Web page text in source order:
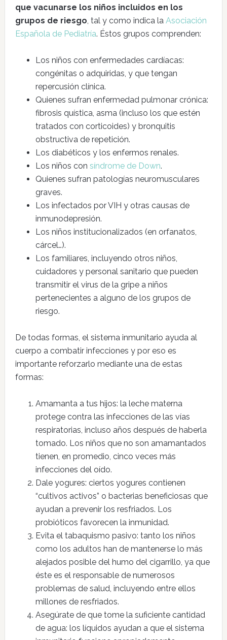
que vacunarse los niños incluidos en los
grupos de riesgo, tal y como indica la Asociación
Española de Pediatría. Éstos grupos comprenden:
Los niños con enfermedades cardíacas:
congénitas o adquiridas, y que tengan
repercusión clínica.
Quienes sufran enfermedad pulmonar crónica:
fibrosis quística, asma (incluso los que estén
tratados con corticoides) y bronquitis
obstructiva de repetición.
Los diabéticos y los enfermos renales.
Los niños con síndrome de Down.
Quienes sufran patologías neuromusculares
graves.
Los infectados por VIH y otras causas de
inmunodepresión.
Los niños institucionalizados (en orfanatos,
cárcel…).
Los familiares, incluyendo otros niños,
cuidadores y personal sanitario que pueden
transmitir el virus de la gripe a niños
pertenecientes a alguno de los grupos de
riesgo.
De todas formas, el sistema inmunitario ayuda al
cuerpo a combatir infecciones y por eso es
importante reforzarlo mediante una de estas
formas:
Amamanta a tus hijos: la leche materna
protege contra las infecciones de las vías
respiratorias, incluso años después de haberla
tomado. Los niños que no son amamantados
tienen, en promedio, cinco veces más
infecciones del oído.
Dale yogures: ciertos yogures contienen
“cultivos activos” o bacterias beneficiosas que
ayudan a prevenir los resfriados. Los
probióticos favorecen la inmunidad.
Evita el tabaquismo pasivo: tanto los niños
como los adultos han de mantenerse lo más
alejados posible del humo del cigarrillo, ya que
éste es el responsable de numerosos
problemas de salud, incluyendo entre ellos
millones de resfriados.
Asegúrate de que tome la suficiente cantidad
de agua: los líquidos ayudan a que el sistema